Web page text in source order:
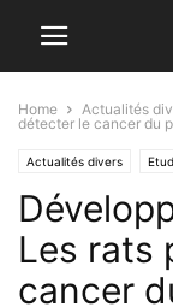
Home Actualités
détecter le cancer du
Actualités divers
RÉALISATIONS
Les rats
cancer